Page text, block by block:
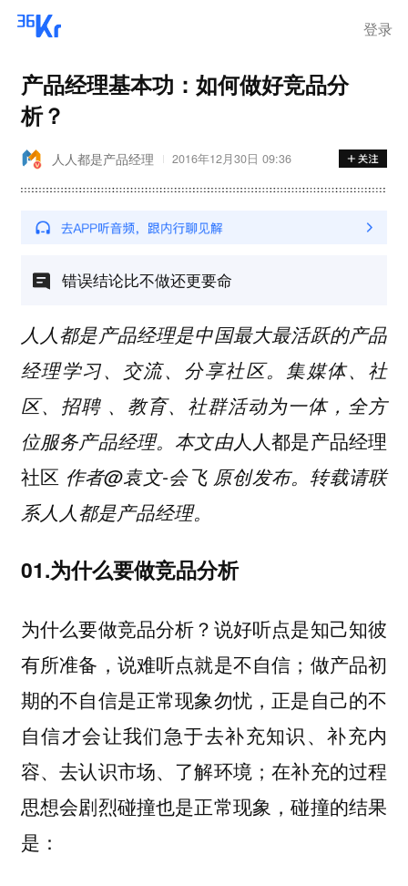
登录
产品经理基本功：如何做好竞品分
析？
人人都是产品经理 2016年12月30日 09:36
错误结论比不做还更要命
人人都是产品经理是中国最大最活跃的产品
经理学习、交流、分享社区。集媒体、社
区、招聘 、教育、社群活动为一体，全方
位服务产品经理。本文由人人都是产品经理
社区 作者@袁文-会飞 原创发布。转载请联
系人人都是产品经理。
01.为什么要做竞品分析
为什么要做竞品分析？说好听点是知己知彼
有所准备，说难听点就是不自信；做产品初
期的不自信是正常现象勿忧，正是自己的不
自信才会让我们急于去补充知识、补充内
容、去认识市场、了解环境；在补充的过程
思想会剧烈碰撞也是正常现象，碰撞的结果
是：